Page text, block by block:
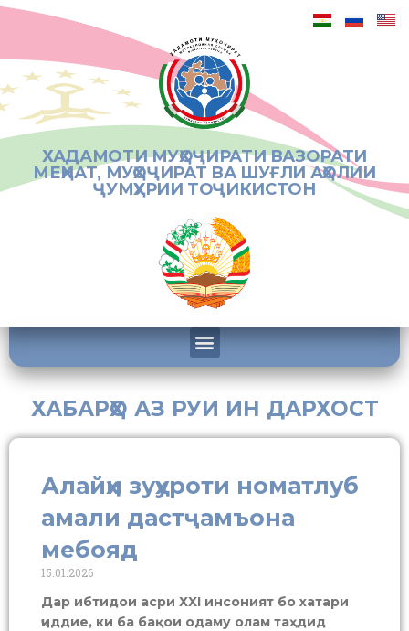
ХАДАМОТИ МУҲОҶИРАТИ ВАЗОРАТИ
МЕҲНАТ, МУҲОҶИРАТ ВА ШУҒЛИ АҲОЛИИ
ҶУМҲУРИИ ТОҶИКИСТОН
ХАБАРҲО АЗ РУИ ИН ДАРХОСТ
Алайҳи зуҳуроти номатлуб
амали дастҷамъона
мебояд
15.01.2026
Дар ибтидои асри ХХI инсоният бо хатари
ҷиддие, ки ба бақои одаму олам таҳдид